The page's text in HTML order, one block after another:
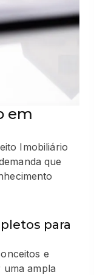
em
Imobiliário
que
para
e
ampla